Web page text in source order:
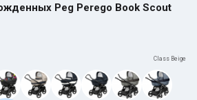
Peg Perego Book Scout
Class Beige